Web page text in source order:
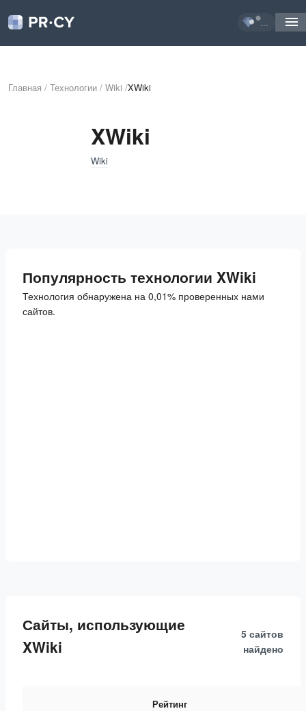
...
Главная / Технологии / Wiki /XWiki
XWiki
Wiki
Популярность технологии XWiki
Технология обнаружена на 0,01% проверенных нами
сайтов.
Сайты, использующие
XWiki
5 сайтов
найдено
Рейтинг